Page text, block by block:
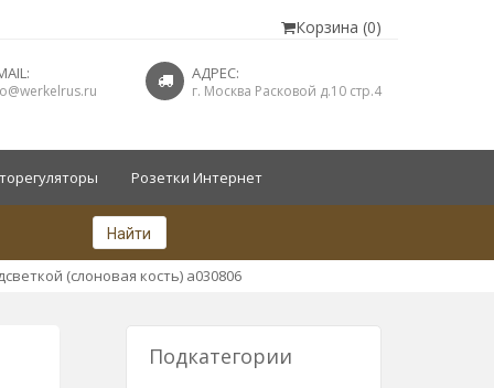
Корзина (0)
АДРЕС:
г. Москва Расковой д.10 стр.4
Розетки Интернет
Найти
(слоновая кость) a030806
Подкатегории